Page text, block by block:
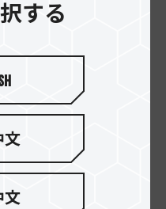
来のmicroSDカード
ます。
A1 V30（最大
T-CREATE EXPERT
度約300MB/s）と比
れ約8倍および2.6倍
送・迅速なデータバ
読み書きのニーズを
する
文
文